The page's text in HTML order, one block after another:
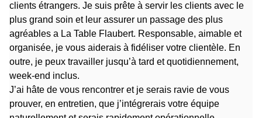
clients étrangers. Je suis prête à servir les clients avec le
plus grand soin et leur assurer un passage des plus
agréables a La Table Flaubert. Responsable, aimable et
organisée, je vous aiderais à fidéliser votre clientèle. En
outre, je peux travailler jusqu’à tard et quotidiennement,
week-end inclus.
J’ai hâte de vous rencontrer et je serais ravie de vous
prouver, en entretien, que j’intégrerais votre équipe